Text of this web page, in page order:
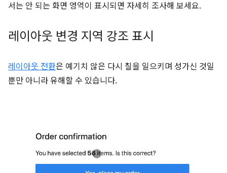
서는 안 되는 화면 영역이 표시되면 자세히 조사해 보세요.
레이아웃 변경 지역 강조 표시
레이아웃 전환은 예기치 않은 다시 칠을 일으키며 성가신 것일
뿐만 아니라 유해할 수 있습니다.